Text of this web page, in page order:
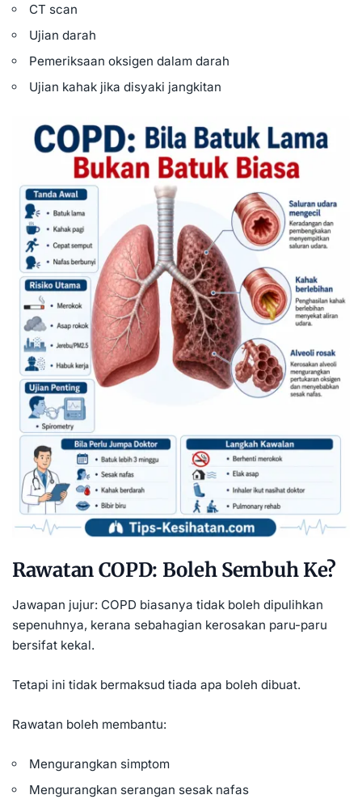
CT scan
Ujian darah
Pemeriksaan oksigen dalam darah
Ujian kahak jika disyaki jangkitan
Rawatan COPD: Boleh Sembuh Ke?
Jawapan jujur: COPD biasanya tidak boleh dipulihkan
sepenuhnya, kerana sebahagian kerosakan paru-paru
bersifat kekal.
Tetapi ini tidak bermaksud tiada apa boleh dibuat.
Rawatan boleh membantu:
Mengurangkan simptom
Mengurangkan serangan sesak nafas